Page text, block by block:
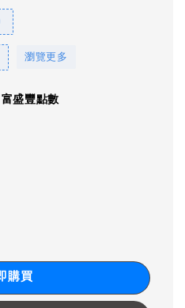
瀏覽更多
盛豐點數
購買